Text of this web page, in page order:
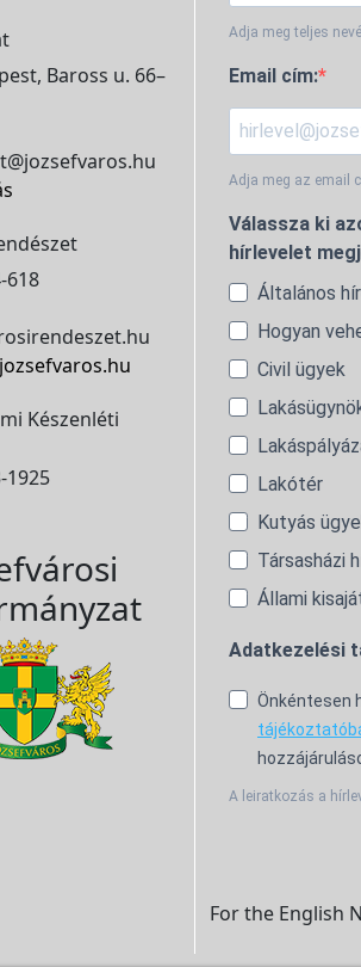
Baross u. 66–
618
Készenléti
1925
Adja meg teljes
Email cím:
Adja meg az email
Válassza ki
hírlevelet
Általános
Hogyan
Civil ügyek
Lakótér
Kutyás
Társasházi
Állami
Adatkezelési
Önkéntesen
A leiratkozás a
For the English